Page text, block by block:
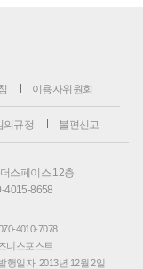
이용자위원회
의규정 불편신고
스페이스 12층
4015-8658
4010-7078
니스포스트
행일자: 2013년 12월 2일